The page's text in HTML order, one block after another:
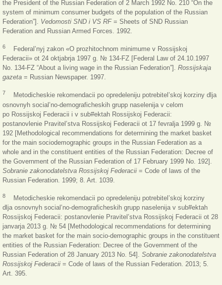
the President of the Russian Federation of 2 March 1992 No. 210 “On the
system of minimum consumer budgets of the population of the Russian
Federation”]. Vedomosti SND i VS RF= Sheets of SND Russian
Federation and Russian Armed Forces. 1992.
6
Federal’nyj zakon «O prozhitochnom minimume v Rossijskoj
Federacii» ot 24 oktjabrja 1997 g. № 134-FZ [Federal Law of 24.10.1997
No. 134-FZ “About a living wage in the Russian Federation”]. Rossijskaja
gazeta = Russian Newspaper. 1997.
7
Metodicheskie rekomendacii po opredeleniju potrebitel’skoj korziny dlja
osnovnyh social’no-demograficheskih grupp naselenija v celom
po Rossijskoj Federacii i v sub#ektah Rossijskoj Federacii:
postanovlenie Pravitel’stva Rossijskoj Federacii ot 17 fevralja 1999 g. №
192 [Methodological recommendations for determining the market basket
for the main sociodemographic groups in the Russian Federation as a
whole and in the constituent entities of the Russian Federation: Decree of
the Government of the Russian Federation of 17 February 1999 No. 192].
Sobranie zakonodatelstva Rossijskoj Federacii = Code of laws of the
Russian Federation. 1999; 8. Art. 1039.
8
Metodicheskie rekomendacii po opredeleniju potrebitel’skoj korziny
dlja osnovnyh social’no-demograficheskih grupp naselenija v sub#ektah
Rossijskoj Federacii: postanovlenie Pravitel’stva Rossijskoj Federacii ot 28
janvarja 2013 g. № 54 [Methodological recommendations for determining
the market basket for the main socio-demographic groups in the constituent
entities of the Russian Federation: Decree of the Government of the
Russian Federation of 28 January 2013 No. 54]. Sobranie zakonodatelstva
Rossijskoj Federacii = Code of laws of the Russian Federation. 2013; 5.
Art. 395.